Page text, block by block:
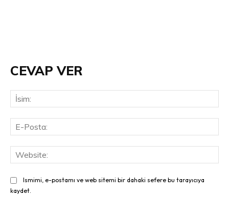
CEVAP VER
Ismimi, e-postamı ve web sitemi bir dahaki sefere bu tarayıcıya
kaydet.